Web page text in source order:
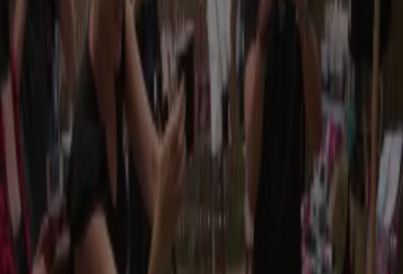
Internationale ophef over Nederlandse film Redbad
2 aug 2024, 16:04
6:47
Patricia Paay naar rechtbank om seksfilmpje
2 aug 2024, 16:04
Nieuws
1:39
2 aug 2024, 16:04
Nieuws
Het gaat los in Utopia